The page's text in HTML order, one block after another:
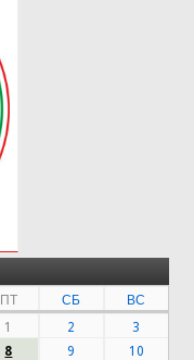
ПТ СБ
ВС
1
2
3
8 9
10